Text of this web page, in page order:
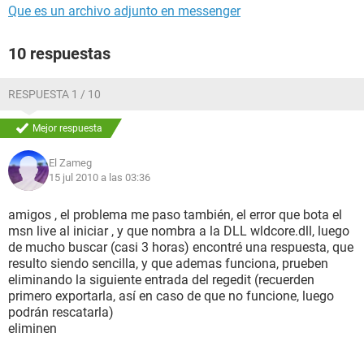
Que es un archivo adjunto en messenger
10 respuestas
RESPUESTA 1 / 10
Mejor respuesta
El Zameg
15 jul 2010 a las 03:36
amigos , el problema me paso también, el error que bota el
msn live al iniciar , y que nombra a la DLL wldcore.dll, luego
de mucho buscar (casi 3 horas) encontré una respuesta, que
resulto siendo sencilla, y que ademas funciona, prueben
eliminando la siguiente entrada del regedit (recuerden
primero exportarla, así en caso de que no funcione, luego
podrán rescatarla)
eliminen